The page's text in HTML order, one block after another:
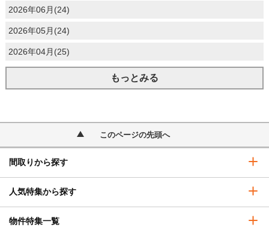
2026年06月(24)
2026年05月(24)
2026年04月(25)
もっとみる
このページの先頭へ
間取りから探す
人気特集から探す
物件特集一覧